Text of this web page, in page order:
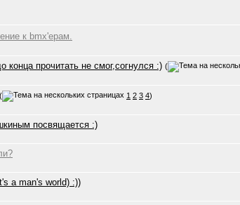
к bmx'ерам.
конца прочитать не смог,согнулся :) (
( 1 2 3 4)
посвящается :)
a man's world) :))